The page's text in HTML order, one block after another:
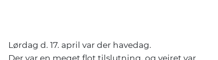
Lørdag d. 17. april var der havedag.